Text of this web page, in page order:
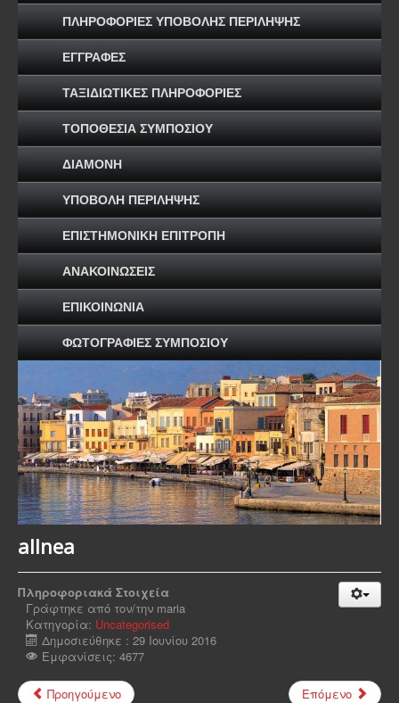
ΠΛΗΡΟΦΟΡΙΕΣ ΥΠΟΒΟΛΗΣ ΠΕΡΙΛΗΨΗΣ
ΕΓΓΡΑΦΕΣ
ΤΑΞΙΔΙΩΤΙΚΕΣ ΠΛΗΡΟΦΟΡΙΕΣ
ΤΟΠΟΘΕΣΙΑ ΣΥΜΠΟΣΙΟΥ
ΔΙΑΜΟΝΗ
ΥΠΟΒΟΛΗ ΠΕΡΙΛΗΨΗΣ
ΕΠΙΣΤΗΜΟΝΙΚΗ ΕΠΙΤΡΟΠΗ
ΑΝΑΚΟΙΝΩΣΕΙΣ
ΕΠΙΚΟΙΝΩΝΙΑ
ΦΩΤΟΓΡΑΦΙΕΣ ΣΥΜΠΟΣΙΟΥ
allnea
Πληροφοριακά Στοιχεία
Γράφτηκε από τον/την maria
Κατηγορία: Uncategorised
Δημοσιεύθηκε : 29 Ιουνίου 2016
Εμφανίσεις: 4677
Προηγούμενο Επόμενο